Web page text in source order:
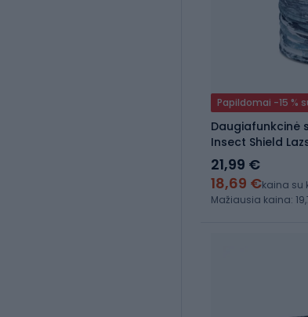
Papildomai -15 %
Daugiafunkcinė
Insect Shield
21,99 €
18,69 €kaina su
Mažiausia kaina: